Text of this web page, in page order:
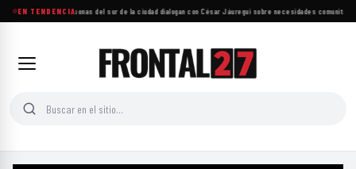
EN TENDENCIA
Más de mil personas del sur de la ciudad dialogan con César Jáuregui sobre necesidades comunitarias